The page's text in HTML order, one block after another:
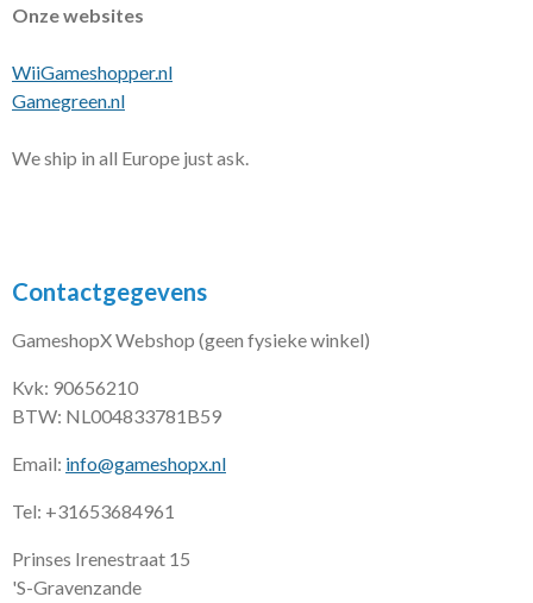
Onze websites
WiiGameshopper.nl
Gamegreen.nl
We ship in all Europe just ask.
Contactgegevens
GameshopX Webshop (geen fysieke winkel)
Kvk: 90656210
BTW: NL004833781B59
Email: info@gameshopx.nl
Tel: +31653684961
Prinses Irenestraat 15
'S-Gravenzande